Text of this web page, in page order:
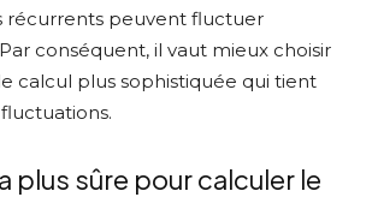
récurrents peuvent fluctuer
conséquent, il vaut mieux choisir
calcul plus sophistiquée qui tient
plus sûre pour calculer le